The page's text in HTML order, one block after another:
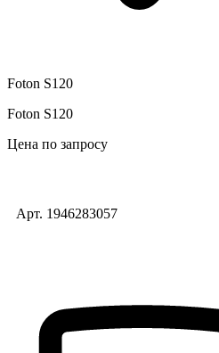
Foton S120
Foton S120
Цена по запросу
Арт. 1946283057